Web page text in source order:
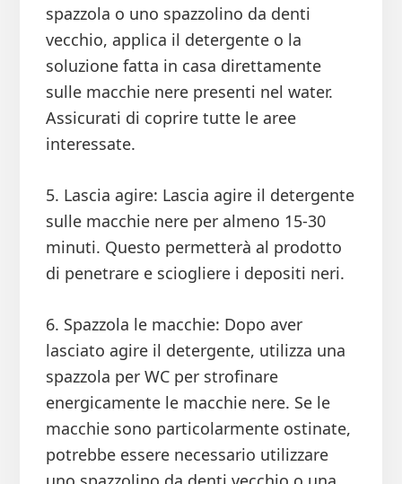
spazzola o uno spazzolino da denti
vecchio, applica il detergente o la
soluzione fatta in casa direttamente
sulle macchie nere presenti nel water.
Assicurati di coprire tutte le aree
interessate.
5. Lascia agire: Lascia agire il detergente
sulle macchie nere per almeno 15-30
minuti. Questo permetterà al prodotto
di penetrare e sciogliere i depositi neri.
6. Spazzola le macchie: Dopo aver
lasciato agire il detergente, utilizza una
spazzola per WC per strofinare
energicamente le macchie nere. Se le
macchie sono particolarmente ostinate,
potrebbe essere necessario utilizzare